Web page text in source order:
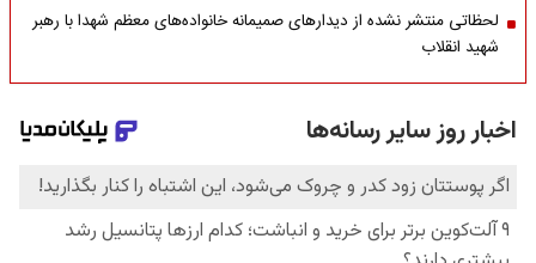
لحظاتی منتشر نشده از دیدارهای صمیمانه خانواده‌های معظم شهدا با رهبر
شهید انقلاب